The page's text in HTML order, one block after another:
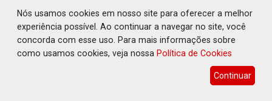
Nós usamos cookies em nosso site para oferecer a melhor
experiência possível. Ao continuar a navegar no site, você
concorda com esse uso. Para mais informações sobre
como usamos cookies, veja nossa Política de Cookies
Continuar